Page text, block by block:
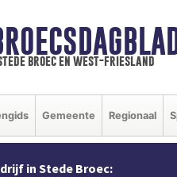
broec en west-friesland
Gemeente Regionaal
in Stede Broec: